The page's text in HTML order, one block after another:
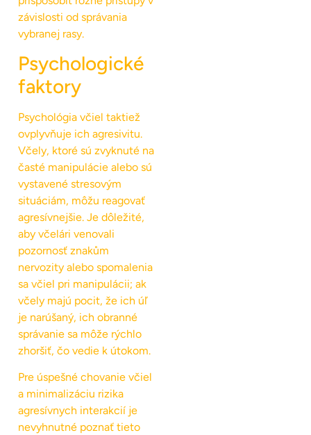
závislosti od správania
vybranej rasy.
Psychologické
faktory
Psychológia včiel taktiež
ovplyvňuje ich agresivitu.
Včely, ktoré sú zvyknuté na
časté manipulácie alebo sú
vystavené stresovým
situáciám, môžu reagovať
agresívnejšie. Je dôležité,
aby včelári venovali
pozornosť znakům
nervozity alebo spomalenia
sa včiel pri manipulácii; ak
včely majú pocit, že ich úľ
je narúšaný, ich obranné
správanie sa môže rýchlo
zhoršiť, čo vedie k útokom.
Pre úspešné chovanie včiel
a minimalizáciu rizika
agresívnych interakcií je
nevyhnutné poznať tieto